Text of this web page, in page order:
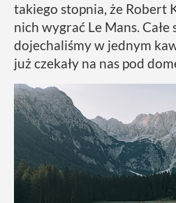
takiego stopnia, że Robert
nich wygrać Le Mans. Całe
dojechaliśmy w jednym
już czekały na nas pod